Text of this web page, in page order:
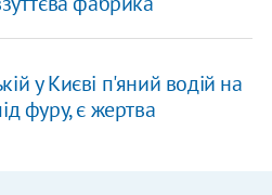
у Києві п'яний водій на
фуру, є жертва